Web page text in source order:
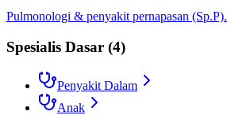
Pulmonologi & penyakit pernapasan (Sp.P).
Spesialis Dasar (4)
Penyakit Dalam
Anak